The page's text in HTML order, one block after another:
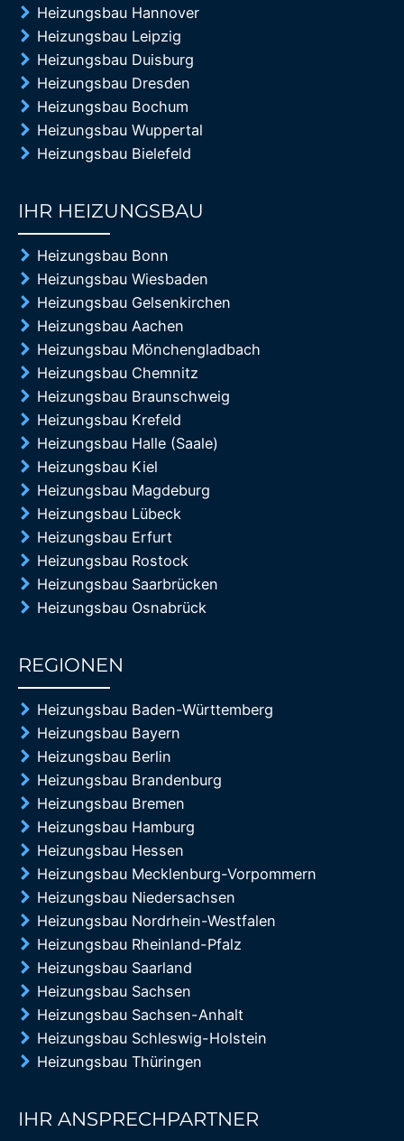
Heizungsbau Hannover
Heizungsbau Leipzig
Heizungsbau Duisburg
Heizungsbau Dresden
Heizungsbau Bochum
Heizungsbau Wuppertal
Heizungsbau Bielefeld
IHR HEIZUNGSBAU
Heizungsbau Bonn
Heizungsbau Wiesbaden
Heizungsbau Gelsenkirchen
Heizungsbau Aachen
Heizungsbau Mönchengladbach
Heizungsbau Chemnitz
Heizungsbau Braunschweig
Heizungsbau Krefeld
Heizungsbau Halle (Saale)
Heizungsbau Kiel
Heizungsbau Magdeburg
Heizungsbau Lübeck
Heizungsbau Erfurt
Heizungsbau Rostock
Heizungsbau Saarbrücken
Heizungsbau Osnabrück
REGIONEN
Heizungsbau Baden-Württemberg
Heizungsbau Bayern
Heizungsbau Berlin
Heizungsbau Brandenburg
Heizungsbau Bremen
Heizungsbau Hamburg
Heizungsbau Hessen
Heizungsbau Mecklenburg-Vorpommern
Heizungsbau Niedersachsen
Heizungsbau Nordrhein-Westfalen
Heizungsbau Rheinland-Pfalz
Heizungsbau Saarland
Heizungsbau Sachsen
Heizungsbau Sachsen-Anhalt
Heizungsbau Schleswig-Holstein
Heizungsbau Thüringen
IHR ANSPRECHPARTNER